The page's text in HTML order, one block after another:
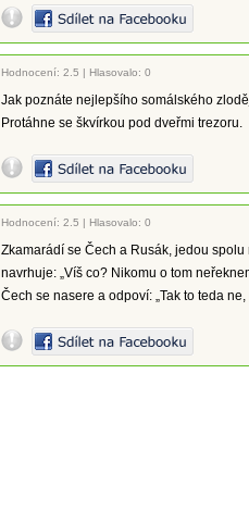
Hodnocení: 2.5 | Hlasovalo: 0
Jak poznáte nejlepšího somálského
Protáhne se škvírkou pod dveřmi trezoru.
Hodnocení: 2.5 | Hlasovalo: 0
Zkamarádí se Čech a Rusák, jedou
navrhuje: „Víš co? Nikomu o tom
Čech se nasere a odpoví: „Tak to teda